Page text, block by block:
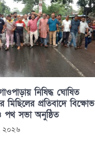
নিষিদ্ধ ঘোষিত
মিছিলের প্রতিবাদে বিক্ষোভ
পথ সভা অনুষ্ঠিত
২০২৬